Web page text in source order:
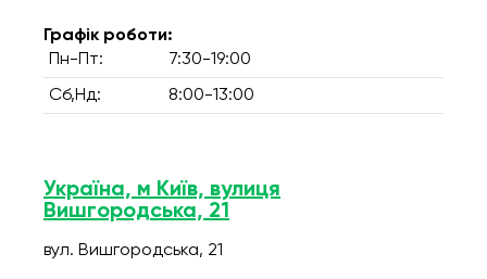
Графік роботи:
Пн-Пт:
7:30-19:00
Сб,Нд: 8:00-13:00
Україна, м Київ, вулиця
Вишгородська, 21
вул. Вишгородська, 21